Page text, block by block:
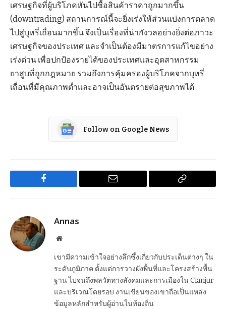
เศรษฐกิจที่ผู้บริโภคหันไปซื้อสินค้าราคาถูกมากขึ้น
(downtrading) สถานการณ์นี้จะยิ่งเร่งให้ส่วนแบ่งการตลาด
ไปสู่บุหรี่เถื่อนมากขึ้น จึงเป็นเรื่องที่น่ากังวลอย่างยิ่งต่อภาวะ
เศรษฐกิจของประเทศ และจำเป็นต้องมีมาตรการแก้ไขอย่าง
เร่งด่วน เพื่อปกป้องรายได้ของประเทศและอุตสาหกรรม
ยาสูบที่ถูกกฎหมาย รวมถึงการคุ้มครองผู้บริโภคจากบุหรี่
เถื่อนที่มีคุณภาพต่ำและอาจเป็นอันตรายต่อสุขภาพได้
Follow on Google News
Facebook Email
Copy
Annas
Website
เขามีความเข้าใจอย่างลึกซึ้งเกี่ยวกับประเด็นต่างๆ ใน
ระดับภูมิภาค ตั้งแต่การวางผังพื้นที่และโครงสร้างพื้น
ฐาน ไปจนถึงพลวัตทางสังคมและการเมืองใน Cianjur
และบริเวณโดยรอบ งานเขียนของเขาถือเป็นแหล่ง
ข้อมูลหลักสำหรับผู้อ่านในท้องถิ่น